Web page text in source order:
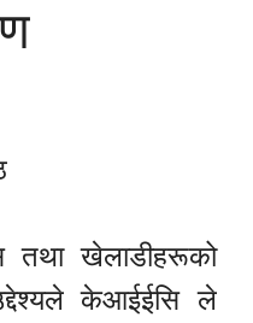
तथा खेलाडीहरूको
केआईईसि ले